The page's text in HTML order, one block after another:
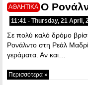
ΑΘΛΗΤΙΚΑ Ο
11:41 - Thursday, 21 April,
Σε πολύ καλό δρόμο
Ρονάλντο στη Ρεάλ
γεράματα. Αν και…
Περισσότερα »